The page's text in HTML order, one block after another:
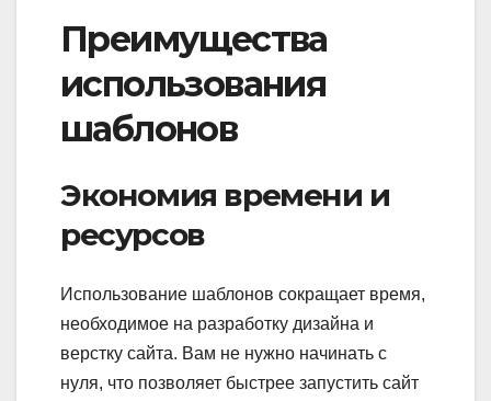
Преимущества
использования
шаблонов
Экономия времени и
ресурсов
Использование шаблонов сокращает время,
необходимое на разработку дизайна и
верстку сайта. Вам не нужно начинать с
нуля, что позволяет быстрее запустить сайт